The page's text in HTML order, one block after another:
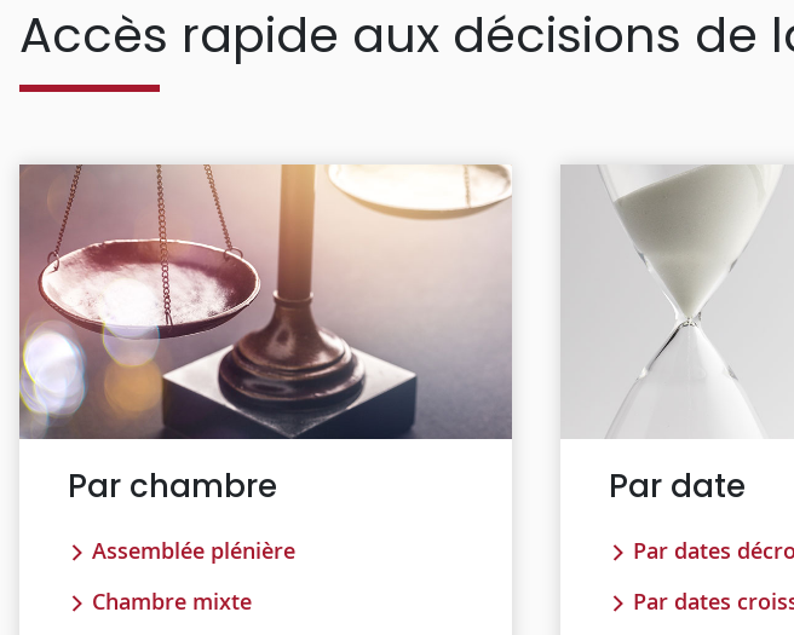
Accès rapide aux décisions de
Par chambre
Assemblée plénière
Chambre mixte
Par date
Par dates
Par dates